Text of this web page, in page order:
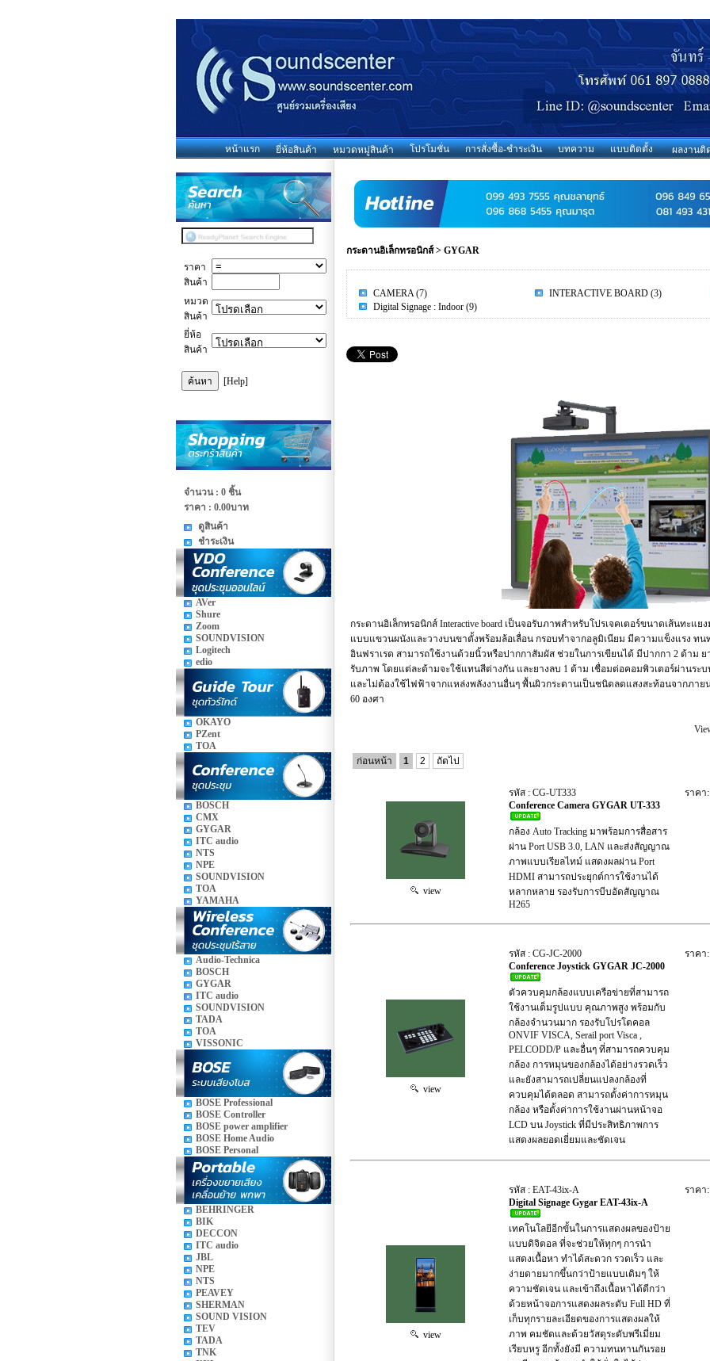
หน้าแรก ยี่ห้อสินค้า หมวดหมู่สินค้า โปรโมชั่น การสั่งซื้อ-ชำระเงิน บทความ แบบติดตั้ง ผลงานติ
ราคา
สินค้า
หมวด
สินค้า
ยี่ห้อ
สินค้า
[Help]
จำนวน : 0 ชิ้น
ราคา : 0.00บาท
ดูสินค้า
ชำระเงิน
AVer
Shure
Zoom
SOUNDVISION
Logitech
edio
OKAYO
PZent
TOA
BOSCH
CMX
GYGAR
ITC audio
NTS
NPE
SOUNDVISION
TOA
YAMAHA
Audio-Technica
BOSCH
GYGAR
ITC audio
SOUNDVISION
TADA
TOA
VISSONIC
BOSE Professional
BOSE Controller
BOSE power amplifier
BOSE Home Audio
BOSE Personal
BEHRINGER
BIK
DECCON
ITC audio
JBL
NPE
NTS
PEAVEY
SHERMAN
SOUND VISION
TEV
TADA
TNK
กระดานอิเล็กทรอนิกส์>GYGAR
CAMERA(7) INTERACTIVE BOARD (3)
Digital Signage : Indoor (9)
กระดานอิเล็กทรอนิกส์ Interactive board เป็นจอรับภาพสำหรับโปรเจคเตอร์ขนาดเส้นทะแ
แบบแขวนผนังและวางบนขาตั้งพร้อมล้อเลื่อน กรอบทำจากอลูมิเนียม มีความแข็งแรง ทน
อินฟราเรด สามารถใช้งานด้วยนิ้วหรือปากกาสัมผัส ช่วยในการเขียนได้ มีปากกา 2 ด้าม
รับภาพ โดยแต่ละด้ามจะใช้แทนสีต่างกัน และยางลบ 1 ด้าม เชื่อมต่อคอมพิวเตอร์ผ่านระบ
และไม่ต้องใช้ไฟฟ้าจากแหล่งพลังงานอื่นๆ พื้นผิวกระดานเป็นชนิดลดแสงสะท้อนจากภา
60 องศา
ก่อนหน้า 1 2 ถัดไป
view
รหัส : CG-UT333
Conference Camera GYGAR UT-333
กล้อง Auto Tracking มาพร้อมการสื่อสาร
ผ่าน Port USB 3.0, LAN และส่งสัญญาณ
ภาพแบบเรียลไทม์ แสดงผลผ่าน Port
HDMI สามารถประยุกต์การใช้งานได้
หลากหลาย รองรับการบีบอัดสัญญาณ
H265
ราคา
view
รหัส : CG-JC-2000
Conference Joystick GYGAR JC-2000
ตัวควบคุมกล้องแบบเครือข่ายที่สามารถ
ใช้งานเต็มรูปแบบ คุณภาพสูง พร้อมกับ
กล้องจำนวนมาก รองรับโปรโตคอล
ONVIF VISCA, Serail port Visca ,
PELCODD/P และอื่นๆ ที่สามารถควบคุม
กล้อง การหมุนของกล้องได้อย่างรวดเร็ว
และยังสามารถเปลี่ยนแปลงกล้องที่
ควบคุมได้ตลอด สามารถตั้งค่าการหมุน
กล้อง หรือตั้งค่าการใช้งานผ่านหน้าจอ
LCD บน Joystick ที่มีประสิทธิภาพการ
แสดงผลยอดเยี่ยมและชัดเจน
ราคา
view
รหัส : EAT-43ix-A
Digital Signage Gygar EAT-43ix-A
เทคโนโลยีอีกขั้นในการแสดงผลของป้าย
แบบดิจิตอล ที่จะช่วยให้ทุกๆ การนำ
แสดงเนื้อหา ทำได้สะดวก รวดเร็ว และ
ง่ายดายมากขึ้นกว่าป้ายแบบเดิมๆ ให้
ความชัดเจน และเข้าถึงเนื้อหาได้ดีกว่า
ด้วยหน้าจอการแสดงผลระดับ Full HD ที่
เก็บทุกรายละเอียดของการแสดงผลให้
ภาพ คมชัดและด้วยวัสดุระดับพรีเมี่ยม
เรียบหรู อีกทั้งยังมี ความทนทานกันรอย
ราคา